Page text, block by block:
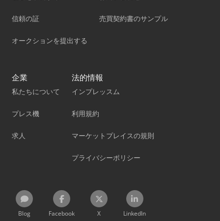
信頼の証
オークションを提出する
売買契約書のサンプル
企業
私たちについて
プレス機
求人
法的情報
インプレッスム
利用規約
マーケットプレイスの規則
プライバシーポリシー
Blog Facebook X LinkedIn